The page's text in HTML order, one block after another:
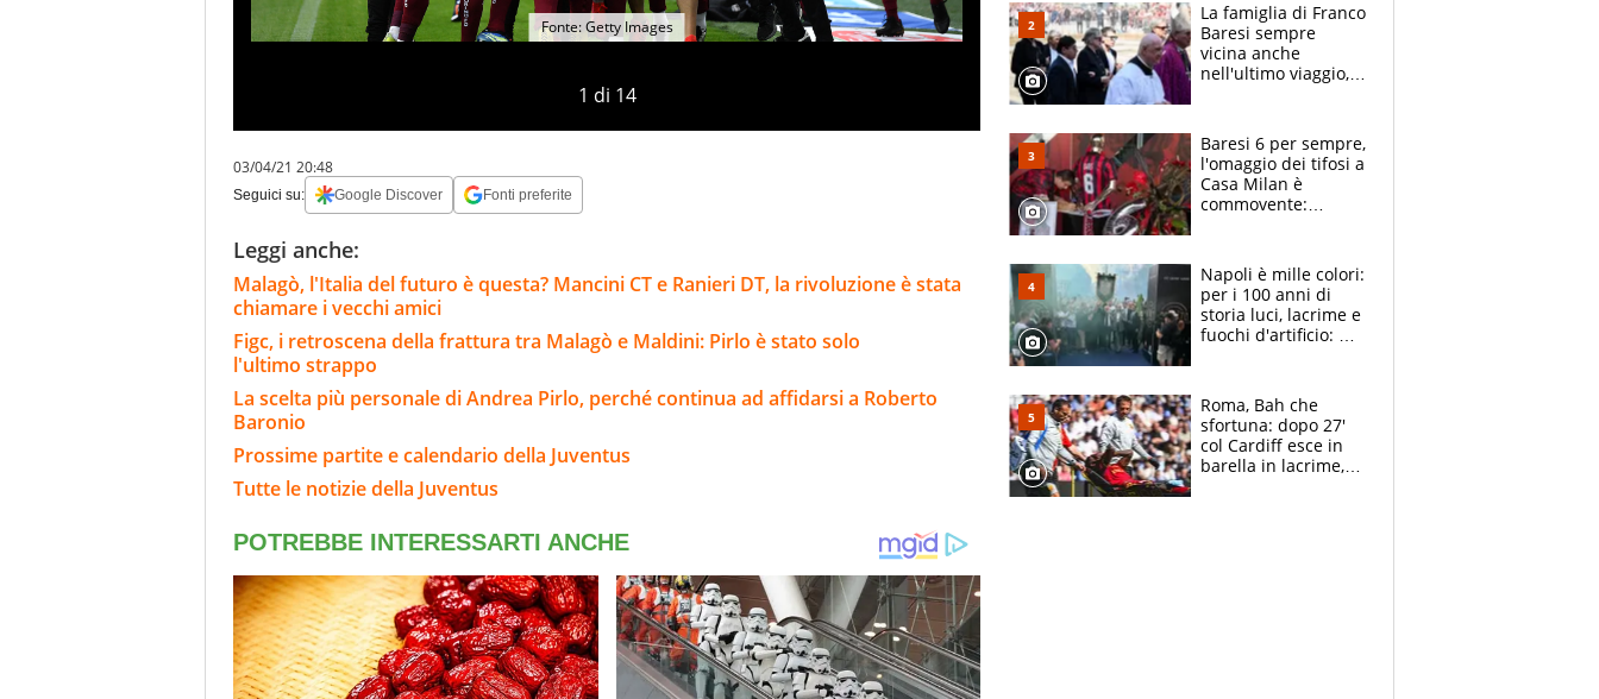
1 di 14
Fonte: Getty Images
03/04/21 20:48
Seguici su: Google Discover Fonti preferite
Leggi anche:
Malagò, l'Italia del futuro è questa? Mancini CT e Ranieri DT, la rivoluzione è stata
chiamare i vecchi amici
Figc, i retroscena della frattura tra Malagò e Maldini: Pirlo è stato solo
l'ultimo strappo
La scelta più personale di Andrea Pirlo, perché continua ad affidarsi a Roberto
Baronio
Prossime partite e calendario della Juventus
Tutte le notizie della Juventus
La famiglia di Franco
Baresi sempre
vicina anche
nell'ultimo viaggio,
circondati
dall'affetto dei tifosi
Baresi 6 per sempre,
l'omaggio dei tifosi a
Casa Milan è
commovente:
bigliettini
Napoli è mille colori:
per i 100 anni di
storia luci, lacrime e
fuochi d'artificio: De
Roma, Bah che
sfortuna: dopo 27'
col Cardiff esce in
barella in lacrime,